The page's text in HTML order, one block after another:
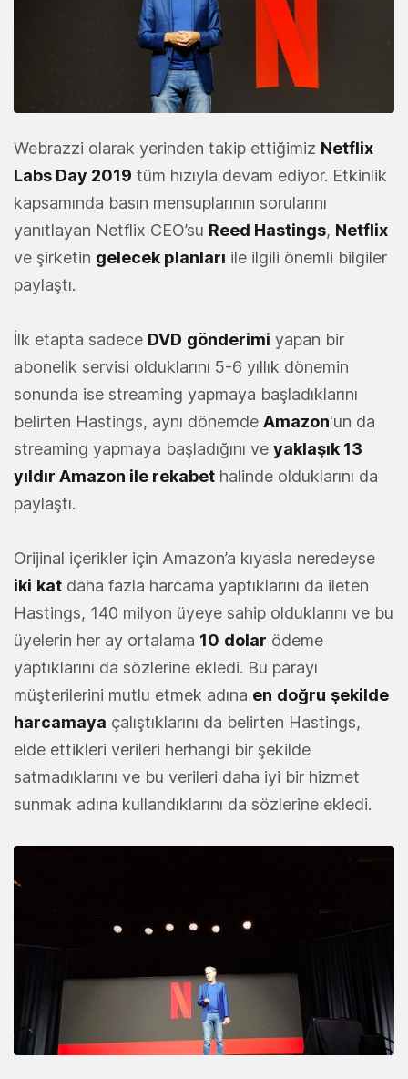
Webrazzi olarak yerinden takip ettiğimiz Netflix
Labs Day 2019 tüm hızıyla devam ediyor. Etkinlik
kapsamında basın mensuplarının sorularını
yanıtlayan Netflix CEO’su Reed Hastings, Netflix
ve şirketin gelecek planları ile ilgili önemli bilgiler
paylaştı.
İlk etapta sadece DVD gönderimi yapan bir
abonelik servisi olduklarını 5-6 yıllık dönemin
sonunda ise streaming yapmaya başladıklarını
belirten Hastings, aynı dönemde Amazon'un da
streaming yapmaya başladığını ve yaklaşık 13
yıldır Amazon ile rekabet halinde olduklarını da
paylaştı.
Orijinal içerikler için Amazon’a kıyasla neredeyse
iki kat daha fazla harcama yaptıklarını da ileten
Hastings, 140 milyon üyeye sahip olduklarını ve bu
üyelerin her ay ortalama 10 dolar ödeme
yaptıklarını da sözlerine ekledi. Bu parayı
müşterilerini mutlu etmek adına en doğru şekilde
harcamaya çalıştıklarını da belirten Hastings,
elde ettikleri verileri herhangi bir şekilde
satmadıklarını ve bu verileri daha iyi bir hizmet
sunmak adına kullandıklarını da sözlerine ekledi.